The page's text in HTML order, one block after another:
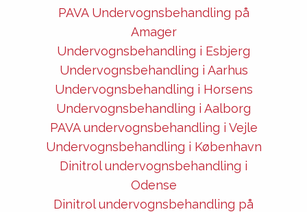
PAVA Undervognsbehandling på
Amager
Undervognsbehandling i Esbjerg
Undervognsbehandling i Aarhus
Undervognsbehandling i Horsens
Undervognsbehandling i Aalborg
PAVA undervognsbehandling i Vejle
Undervognsbehandling i København
Dinitrol undervognsbehandling i
Odense
Dinitrol undervognsbehandling på